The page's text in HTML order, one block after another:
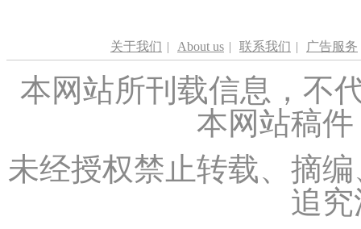
关于我们 | About us | 联系我们 | 广告服务
本网站所刊载信息，不
本网站稿
未经授权禁止转载、摘
追